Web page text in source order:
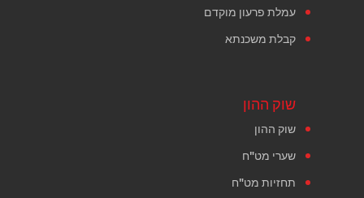
עמלת פרעון מוקדם
קבלת משכנתא
שוק ההון
שוק ההון
שערי מט"ח
תחזיות מט"ח